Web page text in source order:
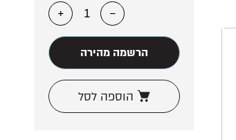
הרשמה מהירה
הוספה לסל